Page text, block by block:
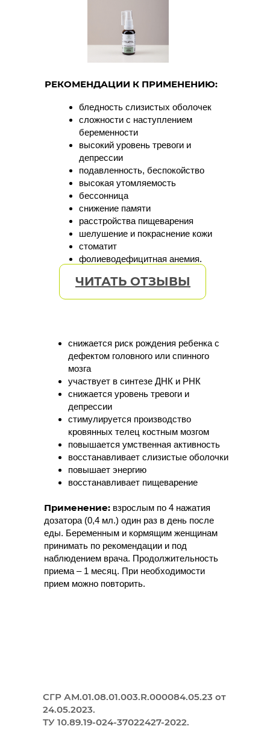
бледность слизистых оболочек
сложности с наступлением
беременности
высокий уровень тревоги и
депрессии
подавленность, беспокойство
высокая утомляемость
бессонница
снижение памяти
расстройства пищеварения
шелушение и покраснение кожи
стоматит
фолиеводефицитная анемия.
снижается риск рождения ребенка с
дефектом головного или спинного
мозга
участвует в синтезе ДНК и РНК
снижается уровень тревоги и
депрессии
стимулируется производство
кровянных телец костным мозгом
повышается умственная активность
восстанавливает слизистые оболочки
повышает энергию
восстанавливает пищеварение
Применение: взрослым по 4 нажатия
дозатора (0,4 мл.) один раз в день после
еды. Беременным и кормящим женщинам
принимать по рекомендации и под
наблюдением врача. Продолжительность
приема – 1 месяц. При необходимости
прием можно повторить.
СГР АМ.01.08.01.003.R.000084.05.23 от
24.05.2023.
ТУ 10.89.19-024-37022427-2022.
ЧИТАТЬ ОТЗЫВЫ
РЕКОМЕНДАЦИИ К ПРИМЕНЕНИЮ: